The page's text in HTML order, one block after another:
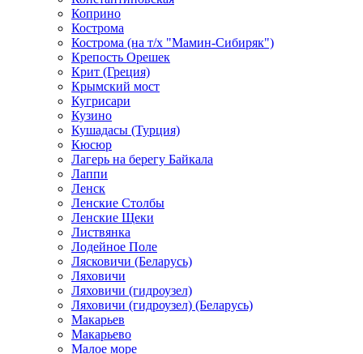
Коприно
Кострома
Кострома (на т/х "Мамин-Сибиряк")
Крепость Орешек
Крит (Греция)
Крымский мост
Кугрисари
Кузино
Кушадасы (Турция)
Кюсюр
Лагерь на берегу Байкала
Лаппи
Ленск
Ленские Столбы
Ленские Щеки
Листвянка
Лодейное Поле
Лясковичи (Беларусь)
Ляховичи
Ляховичи (гидроузел)
Ляховичи (гидроузел) (Беларусь)
Макарьев
Макарьево
Малое море